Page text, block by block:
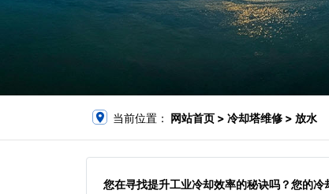
当前位置： 网站首页 > 冷却塔维修 > 放水
您在寻找提升工业冷却效率的秘诀吗？您的